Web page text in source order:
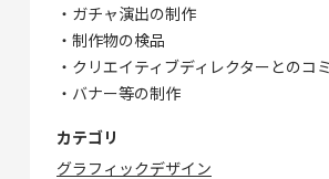
・ガチャ演出の制作
・制作物の検品
・クリエイティブディレクターとのコ
・バナー等の制作
カテゴリ
グラフィックデザイン